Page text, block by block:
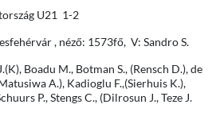
U21 1-2
, néző: 1573fő, V: Sandro S.
Boadu M., Botman S., (Rensch D.), de
A.), Kadioglu F.,(Sierhuis K.),
P., Stengs C., (Dilrosun J., Teze J.